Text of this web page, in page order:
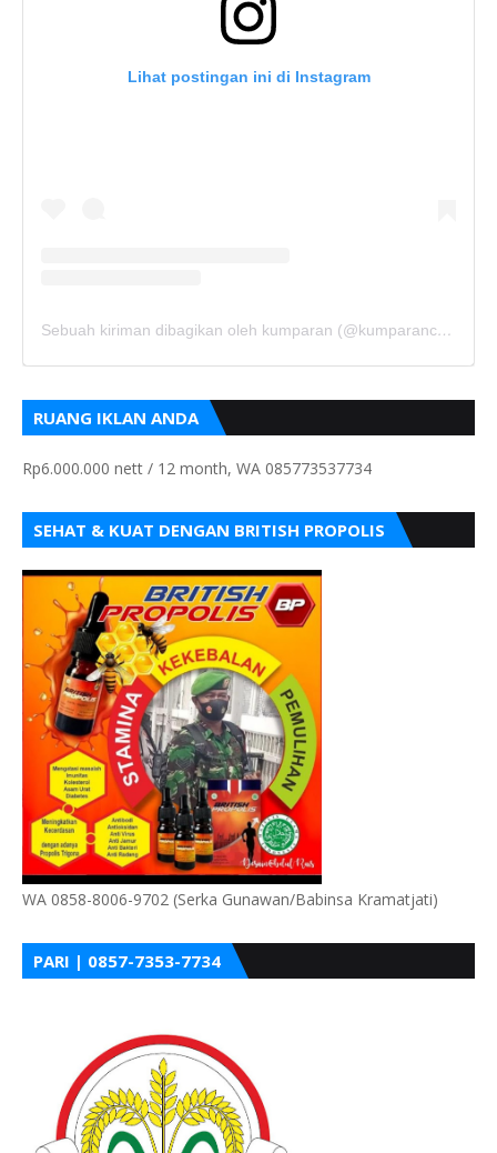
Lihat postingan ini di Instagram
Sebuah kiriman dibagikan oleh kumparan (@kumparancom)
RUANG IKLAN ANDA
Rp6.000.000 nett / 12 month, WA 085773537734
SEHAT & KUAT DENGAN BRITISH PROPOLIS
WA 0858-8006-9702 (Serka Gunawan/Babinsa Kramatjati)
PARI | 0857-7353-7734